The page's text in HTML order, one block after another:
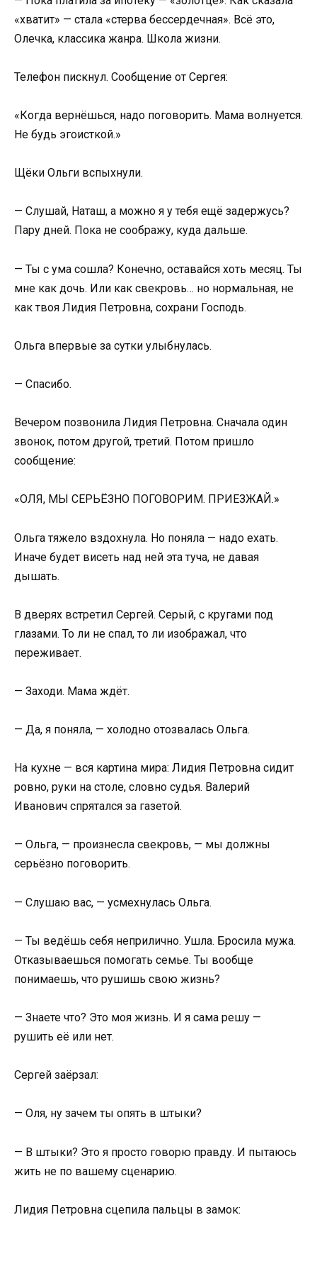
«хватит» — стала «стерва бессердечная». Всё это,
Олечка, классика жанра. Школа жизни.
Телефон пискнул. Сообщение от Сергея:
«Когда вернёшься, надо поговорить. Мама волнуется.
Не будь эгоисткой.»
Щёки Ольги вспыхнули.
— Слушай, Наташ, а можно я у тебя ещё задержусь?
Пару дней. Пока не соображу, куда дальше.
— Ты с ума сошла? Конечно, оставайся хоть месяц. Ты
мне как дочь. Или как свекровь… но нормальная, не
как твоя Лидия Петровна, сохрани Господь.
Ольга впервые за сутки улыбнулась.
— Спасибо.
Вечером позвонила Лидия Петровна. Сначала один
звонок, потом другой, третий. Потом пришло
сообщение:
«ОЛЯ, МЫ СЕРЬЁЗНО ПОГОВОРИМ. ПРИЕЗЖАЙ.»
Ольга тяжело вздохнула. Но поняла — надо ехать.
Иначе будет висеть над ней эта туча, не давая
дышать.
В дверях встретил Сергей. Серый, с кругами под
глазами. То ли не спал, то ли изображал, что
переживает.
— Заходи. Мама ждёт.
— Да, я поняла, — холодно отозвалась Ольга.
На кухне — вся картина мира: Лидия Петровна сидит
ровно, руки на столе, словно судья. Валерий
Иванович спрятался за газетой.
— Ольга, — произнесла свекровь, — мы должны
серьёзно поговорить.
— Слушаю вас, — усмехнулась Ольга.
— Ты ведёшь себя неприлично. Ушла. Бросила мужа.
Отказываешься помогать семье. Ты вообще
понимаешь, что рушишь свою жизнь?
— Знаете что? Это моя жизнь. И я сама решу —
рушить её или нет.
Сергей заёрзал:
— Оля, ну зачем ты опять в штыки?
— В штыки? Это я просто говорю правду. И пытаюсь
жить не по вашему сценарию.
Лидия Петровна сцепила пальцы в замок: